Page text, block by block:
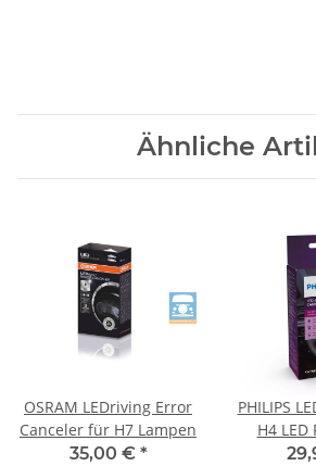
Ähnliche
OSRAM LEDriving Error
Canceler für H7 Lampen
35,00 € *
PHILIPS
H4